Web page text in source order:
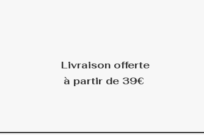
Livraison offerte
à partir de 39€